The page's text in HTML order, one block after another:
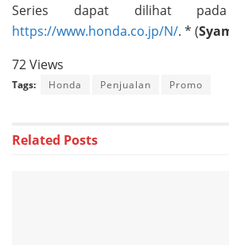
Series dapat dilihat
https://www.honda.co.jp/N/. * (
72 Views
Tags: Honda Penjualan Promo
Related Posts